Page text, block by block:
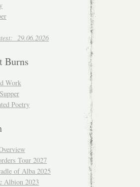
29.06.2026
Burns
Work
Poetry
Tour 2027
of Alba 2025
Albion 2023